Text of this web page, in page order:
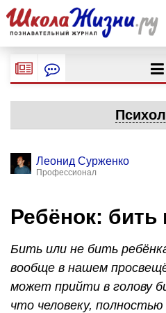
Леонид Сурженко
Профессионал
Ребёнок: бить
Бить или не бить
вообще в нашем
может прийти в голову
что человеку,